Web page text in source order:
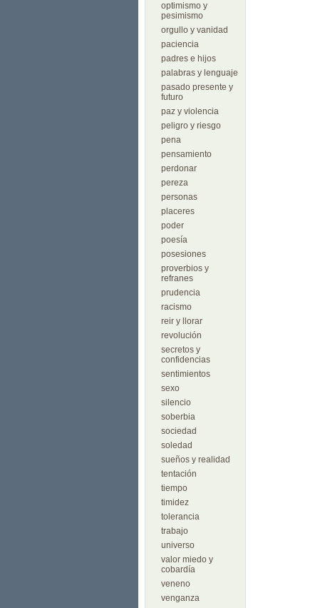
optimismo y
pesimismo
orgullo y vanidad
paciencia
padres e hijos
palabras y lenguaje
pasado presente y
futuro
paz y violencia
peligro y riesgo
pena
pensamiento
perdonar
pereza
personas
placeres
poder
poesía
posesiones
proverbios y
refranes
prudencia
racismo
reir y llorar
revolución
secretos y
confidencias
sentimientos
sexo
silencio
soberbia
sociedad
soledad
sueños y realidad
tentación
tiempo
timidez
tolerancia
trabajo
universo
valor miedo y
cobardía
veneno
venganza